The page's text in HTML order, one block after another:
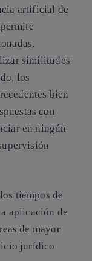
artificial de
similitudes
los
bien
con
en ningún
tiempos de
aplicación de
de mayor
jurídico